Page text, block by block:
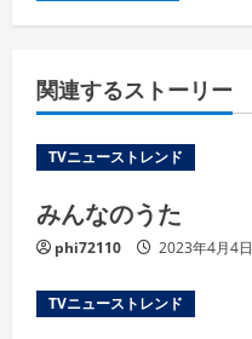
関連するストーリー
TVニューストレンド
みんなのうた
phi72110 2023年4月4日
TVニューストレンド